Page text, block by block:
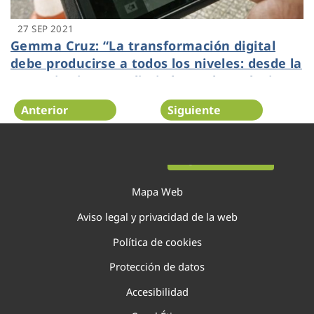
27 SEP 2021
Gemma Cruz: “La transformación digital
debe producirse a todos los niveles: desde la
operativa interna diaria hasta las soluciones
más avanzadas”
Anterior Siguiente
Mapa Web
Aviso legal y privacidad de la web
Política de cookies
Protección de datos
Accesibilidad